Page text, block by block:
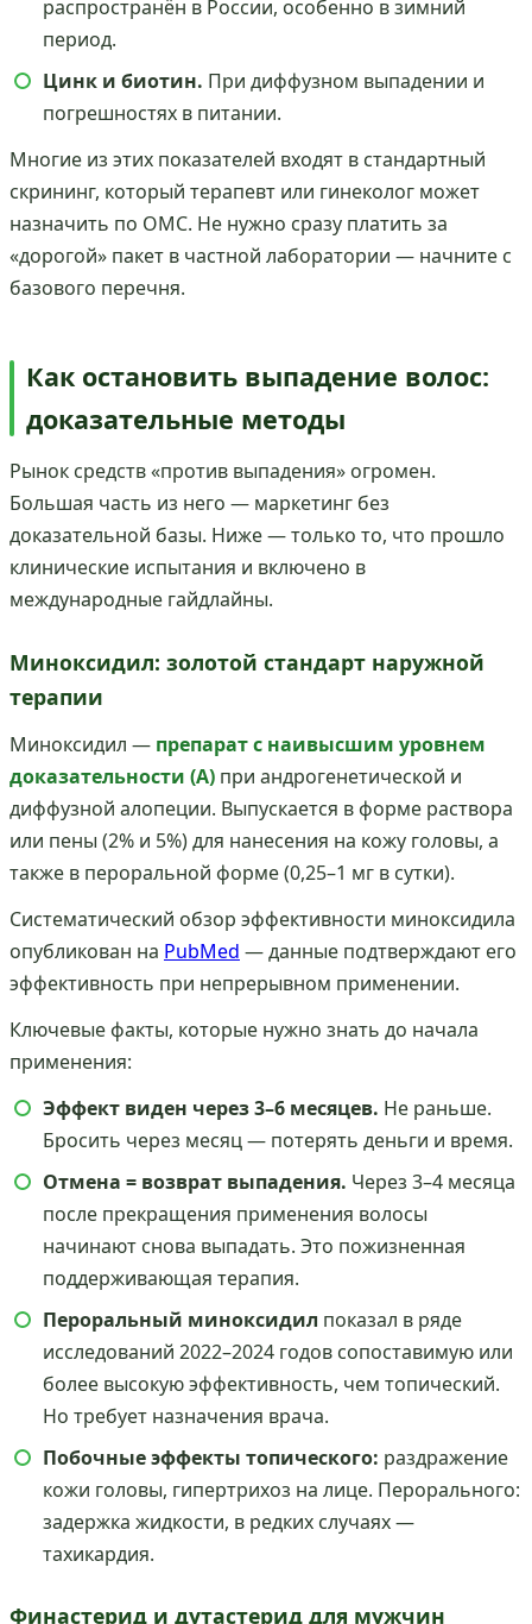
распространён в России, особенно в зимний
период.
Цинк и биотин. При диффузном выпадении и
погрешностях в питании.
Многие из этих показателей входят в стандартный
скрининг, который терапевт или гинеколог может
назначить по ОМС. Не нужно сразу платить за
«дорогой» пакет в частной лаборатории — начните с
базового перечня.
Как остановить выпадение волос:
доказательные методы
Рынок средств «против выпадения» огромен.
Большая часть из него — маркетинг без
доказательной базы. Ниже — только то, что прошло
клинические испытания и включено в
международные гайдлайны.
Миноксидил: золотой стандарт наружной
терапии
Миноксидил — препарат с наивысшим уровнем
доказательности (А) при андрогенетической и
диффузной алопеции. Выпускается в форме раствора
или пены (2% и 5%) для нанесения на кожу головы, а
также в пероральной форме (0,25–1 мг в сутки).
Систематический обзор эффективности миноксидила
опубликован на PubMed — данные подтверждают его
эффективность при непрерывном применении.
Ключевые факты, которые нужно знать до начала
применения:
Эффект виден через 3–6 месяцев. Не раньше.
Бросить через месяц — потерять деньги и время.
Отмена = возврат выпадения. Через 3–4 месяца
после прекращения применения волосы
начинают снова выпадать. Это пожизненная
поддерживающая терапия.
Пероральный миноксидил показал в ряде
исследований 2022–2024 годов сопоставимую или
более высокую эффективность, чем топический.
Но требует назначения врача.
Побочные эффекты топического: раздражение
кожи головы, гипертрихоз на лице. Перорального:
задержка жидкости, в редких случаях —
тахикардия.
Финастерид и дутастерид для мужчин